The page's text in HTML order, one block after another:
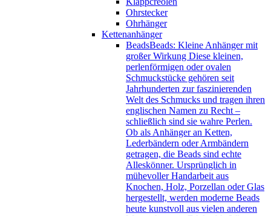
Ohrstecker
Ohrhänger
Kettenanhänger
BeadsBeads: Kleine Anhänger mit
großer Wirkung Diese kleinen,
perlenförmigen oder ovalen
Schmuckstücke gehören seit
Jahrhunderten zur faszinierenden
Welt des Schmucks und tragen ihren
englischen Namen zu Recht –
schließlich sind sie wahre Perlen.
Ob als Anhänger an Ketten,
Lederbändern oder Armbändern
getragen, die Beads sind echte
Alleskönner. Ursprünglich in
mühevoller Handarbeit aus
Knochen, Holz, Porzellan oder Glas
hergestellt, werden moderne Beads
heute kunstvoll aus vielen anderen